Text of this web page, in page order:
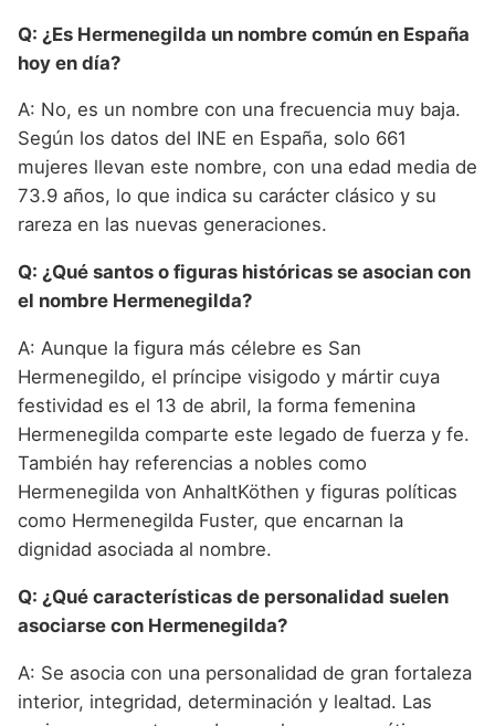
Q: ¿Es Hermenegilda un nombre común en España
hoy en día?
A: No, es un nombre con una frecuencia muy baja.
Según los datos del INE en España, solo 661
mujeres llevan este nombre, con una edad media de
73.9 años, lo que indica su carácter clásico y su
rareza en las nuevas generaciones.
Q: ¿Qué santos o figuras históricas se asocian con
el nombre Hermenegilda?
A: Aunque la figura más célebre es San
Hermenegildo, el príncipe visigodo y mártir cuya
festividad es el 13 de abril, la forma femenina
Hermenegilda comparte este legado de fuerza y fe.
También hay referencias a nobles como
Hermenegilda von AnhaltKöthen y figuras políticas
como Hermenegilda Fuster, que encarnan la
dignidad asociada al nombre.
Q: ¿Qué características de personalidad suelen
asociarse con Hermenegilda?
A: Se asocia con una personalidad de gran fortaleza
interior, integridad, determinación y lealtad. Las